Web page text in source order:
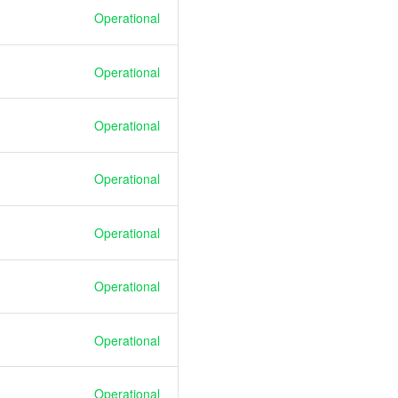
Operational
Operational
Operational
Operational
Operational
Operational
Operational
Operational